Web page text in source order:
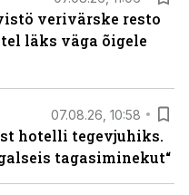
verivärske resto
läks väga õigele
07.08.26, 10:58
hotelli tegevjuhiks.
tagasiminekut“